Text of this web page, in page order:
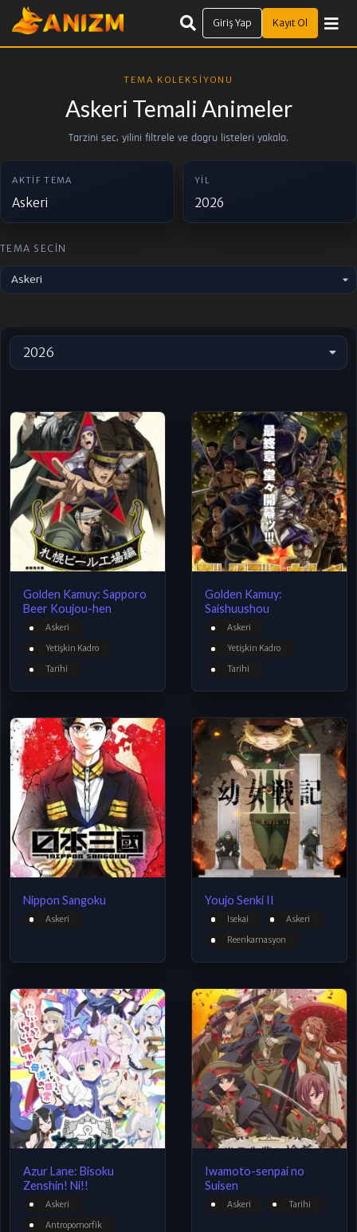
Giriş Yap Kayıt Ol
TEMA KOLEKSIYONU
Askeri Temali Animeler
Tarzini sec, yilini filtrele ve dogru listeleri yakala.
AKTIF TEMA
Askeri
YIL
2026
TEMA SECIN
Askeri
2026
Golden Kamuy: Sapporo
Beer Koujou-hen
Askeri
Yetişkin Kadro
Tarihi
Golden Kamuy:
Saishuushou
Askeri
Yetişkin Kadro
Tarihi
Nippon Sangoku
Askeri
Youjo Senki II
Isekai
Askeri
Reenkarnasyon
Azur Lane: Bisoku
Zenshin! Ni!!
Askeri
Antropomorfik
Iwamoto-senpai no
Suisen
Askeri Tarihi